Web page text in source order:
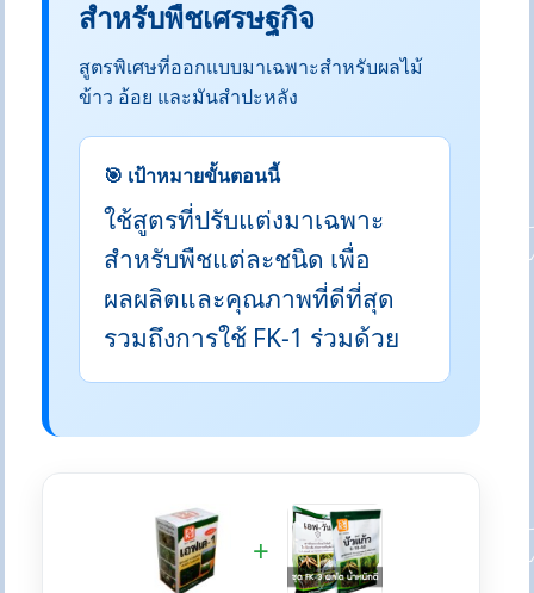
สำหรับพืชเศรษฐกิจ
สูตรพิเศษที่ออกแบบมาเฉพาะสำหรับผลไม้
ข้าว อ้อย และมันสำปะหลัง
🎯 เป้าหมายขั้นตอนนี้
ใช้สูตรที่ปรับแต่งมาเฉพาะ
สำหรับพืชแต่ละชนิด เพื่อ
ผลผลิตและคุณภาพที่ดีที่สุด
รวมถึงการใช้ FK-1 ร่วมด้วย
+